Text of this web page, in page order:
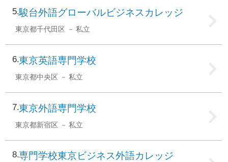
5 駿台外語グローバルビジネスカレッジ
東京都千代田区 私立
6 東京英語専門学校
東京都中央区 私立
7 東京外語専門学校
東京都新宿区 私立
8 専門学校東京ビジネス外語カレッジ